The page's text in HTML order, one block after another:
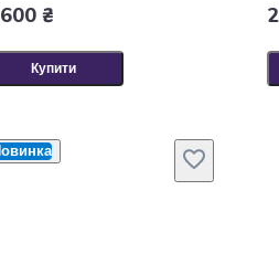
₴
Купити